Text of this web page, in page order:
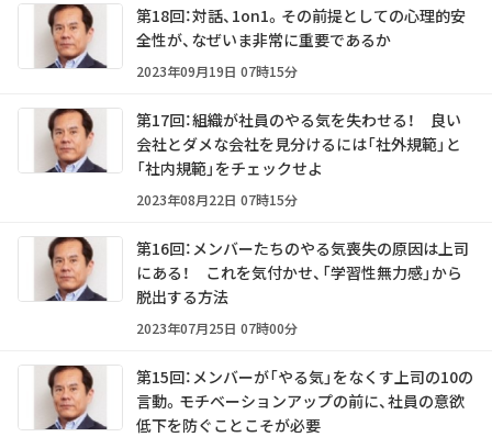
第18回：対話、1on1。その前提としての心理的安
全性が、なぜいま非常に重要であるか
2023年09月19日 07時15分
第17回：組織が社員のやる気を失わせる！ 良い
会社とダメな会社を見分けるには「社外規範」と
「社内規範」をチェックせよ
2023年08月22日 07時15分
第16回：メンバーたちのやる気喪失の原因は上司
にある！ これを気付かせ、「学習性無力感」から
脱出する方法
2023年07月25日 07時00分
第15回：メンバーが「やる気」をなくす上司の10の
言動。モチベーションアップの前に、社員の意欲
低下を防ぐことこそが必要